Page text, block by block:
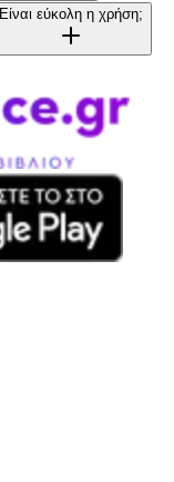
Είναι εύκολη η χρήση;